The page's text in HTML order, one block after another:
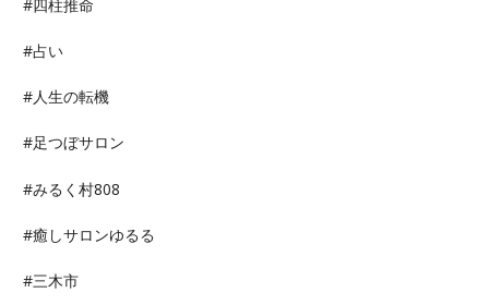
#四柱推命
#占い
#人生の転機
#足つぼサロン
#みるく村808
#癒しサロンゆるる
#三木市